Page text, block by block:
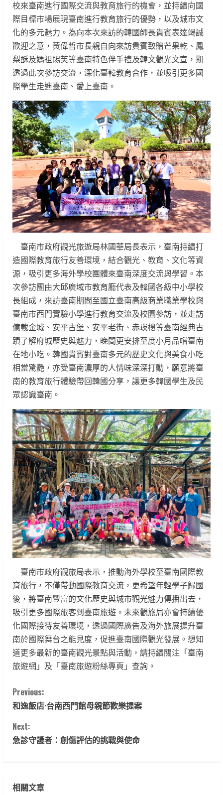
校來臺南進行國際交流與教育旅行的機會，並持續向國
際目標市場展現臺南進行教育旅行的優勢，以及城市文
化的多元魅力。為向本次來訪的韓國師長貴賓表達竭誠
歡迎之意，黃偉哲市長親自向來訪貴賓致贈芒果乾、鳳
梨酥及媽祖賜芙等臺南特色伴手禮及韓文觀光文宣，期
透過此次參訪交流，深化臺韓教育合作，並吸引更多國
際學生走進臺南、愛上臺南。
臺南市政府觀光旅遊局林國華局長表示，臺南持續打
造國際教育旅行友善環境，結合觀光、教育、文化等資
源，吸引更多海外學校團體來臺南深度交流與學習。本
次參訪團由大邱廣域市教育廳代表及韓國各級中小學校
長組成，來訪臺南期間至國立臺南高級商業職業學校與
臺南市西門實驗小學進行教育交流及校園參訪，並走訪
億載金城、安平古堡、安平老街、赤崁樓等臺南經典古
蹟了解府城歷史與魅力，晚間更安排至度小月品嚐臺南
在地小吃。韓國貴賓對臺南多元的歷史文化與美食小吃
相當驚艷，亦受臺南濃厚的人情味深深打動，願意將臺
南的教育旅行體驗帶回韓國分享，讓更多韓國學生及民
眾認識臺南。
臺南市政府觀旅局表示，推動海外學校至臺南國際教
育旅行，不僅帶動國際教育交流，更希望年輕學子歸國
後，將臺南豐富的文化歷史與城市觀光魅力傳播出去，
吸引更多國際旅客到臺南旅遊。未來觀旅局亦會持續優
化國際接待友善環境，透過國際廣告及海外旅展提升臺
南於國際舞台之能見度，促進臺南國際觀光發展。想知
道更多最新的臺南觀光景點與活動，請持續關注「臺南
旅遊網」及「臺南旅遊粉絲專頁」查詢。
C
o
n
i
Previous:
和逸飯店·台南西門館母親節歡樂提案
Next:
急診守護者：創傷評估的挑戰與使命
相關文章